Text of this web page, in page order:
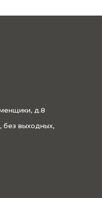
д.8
без выходных,